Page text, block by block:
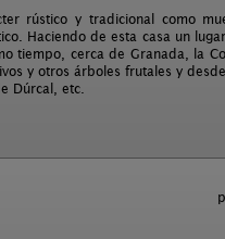
rústico y tradicional como
Haciendo de esta casa un
tiempo, cerca de Granada, la
y otros árboles frutales y
Dúrcal, etc.